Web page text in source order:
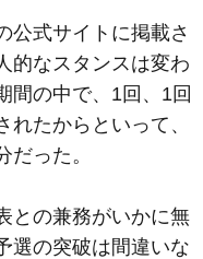
公式サイトに掲載さ
的なスタンスは変わ
間の中で、1回、1回
たからといって、
った。
との兼務がいかに無
選の突破は間違いな